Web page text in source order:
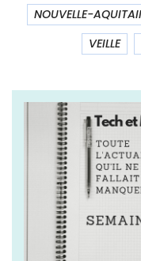
NOUVELLE-
VEILLE